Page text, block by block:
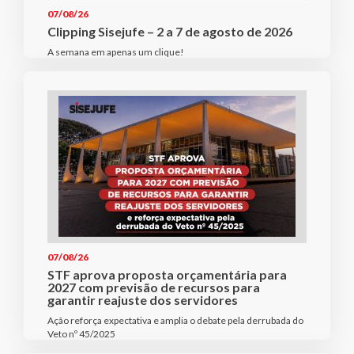
07/08/26
Clipping Sisejufe – 2 a 7 de agosto de 2026
A semana em apenas um clique!
07/08/26
STF aprova proposta orçamentária para
2027 com previsão de recursos para
garantir reajuste dos servidores
Ação reforça expectativa e amplia o debate pela derrubada do
Veto nº 45/2025